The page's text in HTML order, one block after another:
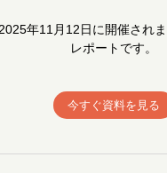
年11月12日に開催され
レポートです。
今すぐ資料を見る